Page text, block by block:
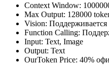
Context Window:
Max Output: 128000
Vision: Поддерживается
Function Calling:
Input: Text, Image
Output: Text
OurToken Price: 40%